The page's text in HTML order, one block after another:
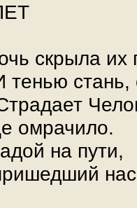
скрыла их
тенью стань,
омрачило.
на пути,